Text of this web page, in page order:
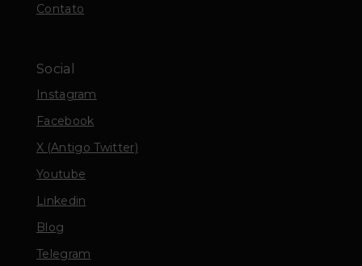
Contato
Social
Instagram
Facebook
X (Antigo Twitter)
Youtube
Linkedin
Blog
Telegram